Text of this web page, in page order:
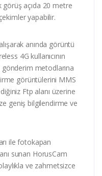
görüş açıda 20 metre
yapabilir.
anında görüntü
4G kullanıcının
metodlarına
görüntülerini MMS
Ftp alanı üzerine
geniş bilgilendirme ve
ile fotokapan
sunan HorusCam
ve zahmetsizce